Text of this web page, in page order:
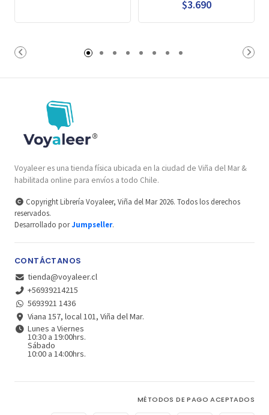
$3.690
Voyaleer es una tienda física ubicada en la ciudad de Viña del Mar &
habilitada online para envíos a todo Chile.
Copyright Librería Voyaleer, Viña del Mar 2026. Todos los derechos
reservados.
Desarrollado porJumpseller.
CONTÁCTANOS
tienda@voyaleer.cl
+56939214215
5693921 1436
Viana 157, local 101, Viña del Mar.
Lunes a Viernes
10:30 a 19:00hrs.
Sábado
10:00 a 14:00hrs.
MÉTODOS DE PAGO ACEPTADOS